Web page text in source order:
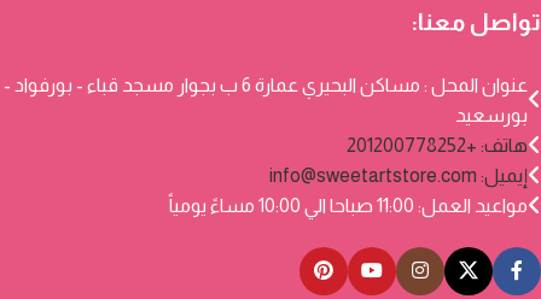
تواصل معنا:
عنوان المحل : مساكن البحيري عمارة 6 ب بجوار مسجد قباء - بورفواد -
بورسعيد
هاتف: +201200778252
إيميل: info@sweetartstore.com
مواعيد العمل: 11:00 صباحا الي 10:00 مساءً يومياً